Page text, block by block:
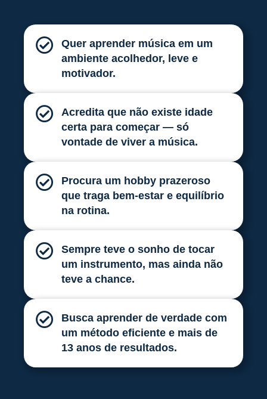
Quer aprender música em um
ambiente acolhedor, leve e
motivador.
Acredita que não existe idade
certa para começar — só
vontade de viver a música.
Procura um hobby prazeroso
que traga bem-estar e equilíbrio
na rotina.
Sempre teve o sonho de tocar
um instrumento, mas ainda não
teve a chance.
Busca aprender de verdade com
um método eficiente e mais de
13 anos de resultados.